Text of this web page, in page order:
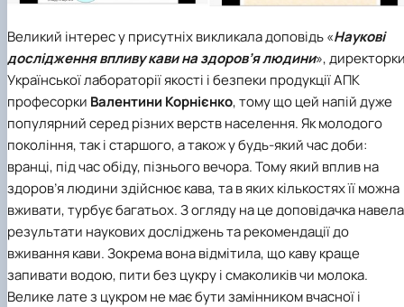
Великий інтерес у присутніх викликала доповідь «Наукові
дослідження впливу кави на здоров’я людини»,
Української лабораторії якості і безпеки продукції АПК
професорки Валентини Корнієнко, тому що цей напій дуже
популярний серед різних верств населення. Як молодого
покоління, так і старшого, а також у будь-який час доби:
вранці, під час обіду, пізнього вечора. Тому який вплив на
здоров’я людини здійснює кава, та в яких кількостях її можна
вживати, турбує багатьох. З огляду на це доповідачка навела
результати наукових досліджень та рекомендації до
вживання кави. Зокрема вона відмітила, що каву краще
запивати водою, пити без цукру і смаколиків чи молока.
Велике лате з цукром не має бути замінником вчасної і